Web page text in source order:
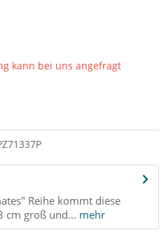
kann bei uns angefragt
Reihe kommt diese
cm groß und... mehr